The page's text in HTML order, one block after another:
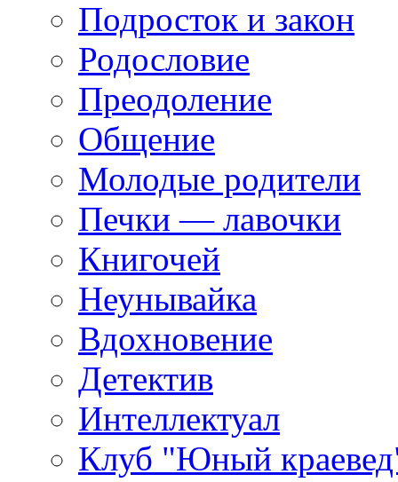
Подросток и закон
Родословие
Преодоление
Общение
Молодые родители
Печки — лавочки
Книгочей
Неунывайка
Вдохновение
Детектив
Интеллектуал
Клуб "Юный